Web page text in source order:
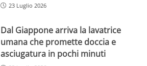
23 Luglio 2026
Dal Giappone arriva la lavatrice
umana che promette doccia e
asciugatura in pochi minuti